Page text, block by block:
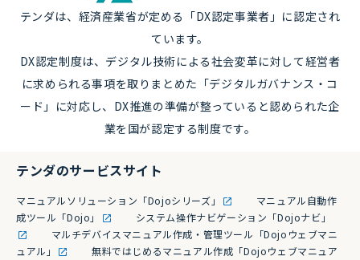
テンダは、経済産業省が定める「DX認定事業者」に認定され
ています。
DX認定制度は、デジタル技術による社会変革に対して経営者
に求められる事項を取りまとめた「デジタルガバナンス・コ
ード」に対応し、DX推進の準備が整っていると認められた企
業を国が認定する制度です。
テンダのサービスサイト
マニュアルソリューション「Dojoシリーズ」
マニュアル自動作
成ツール「Dojo」
システム操作ナビゲーション「Dojoナビ」
マルチデバイスマニュアル作成・管理ツール「Dojoウェブマニ
ュアル」
無料ではじめるマニュアル作成「Dojoウェブマニュア